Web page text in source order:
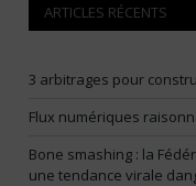
ARTICLES RÉCENTS
3 arbitrages pour
Flux numériques
Bone smashing : la
une tendance virale